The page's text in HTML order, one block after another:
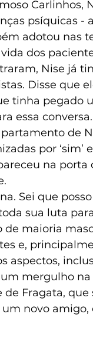
psíquicas
adotou nas
dos
Nise já
Disse que
tinha pegado
essa
de
por ‘sim’
na
Sei que
sua luta
de maioria
e,
aspectos,
mergulho
Fragata,
novo